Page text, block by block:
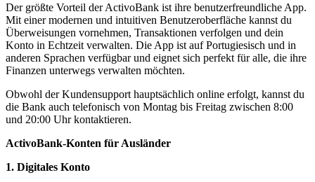
Der größte Vorteil der ActivoBank ist ihre benutzerfreundliche App.
Mit einer modernen und intuitiven Benutzeroberfläche kannst du
Überweisungen vornehmen, Transaktionen verfolgen und dein
Konto in Echtzeit verwalten. Die App ist auf Portugiesisch und in
anderen Sprachen verfügbar und eignet sich perfekt für alle, die ihre
Finanzen unterwegs verwalten möchten.
Obwohl der Kundensupport hauptsächlich online erfolgt, kannst du
die Bank auch telefonisch von Montag bis Freitag zwischen 8:00
und 20:00 Uhr kontaktieren.
ActivoBank-Konten für Ausländer
1. Digitales Konto